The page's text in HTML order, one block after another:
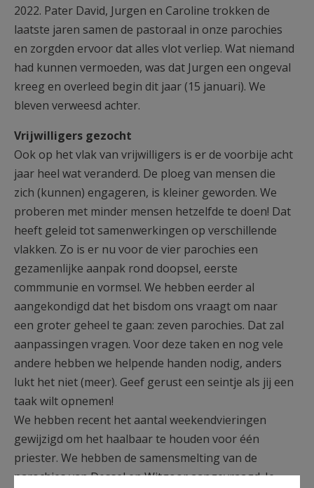
2022. Pater David, Jurgen en Caroline trokken de
laatste jaren samen de pastoraal in onze parochies
en zorgden ervoor dat alles vlot verliep. Wat niemand
had kunnen vermoeden, was dat Jurgen een ongeval
kreeg en overleed begin dit jaar (15 januari). We
bleven verweesd achter.
Vrijwilligers gezocht
Ook op het vlak van vrijwilligers is er de voorbije acht
jaar heel wat veranderd. De ploeg van mensen die
zich (kunnen) engageren, is kleiner geworden. We
proberen met minder mensen hetzelfde te doen! Dat
heeft geleid tot samenwerkingen op verschillende
vlakken. Zo is er nu voor de vier parochies een
gezamenlijke aanpak rond doopsel, eerste
commmunie en vormsel. We hebben eerder al
aangekondigd dat het bisdom ons vraagt om naar
een groter geheel te gaan: zeven parochies. Dat zal
aanpassingen vragen. Voor deze taken en nog vele
andere hebben we helpende handen nodig, anders
lukt het niet (meer). Geef gerust een seintje als jij een
taak wilt opnemen!
We hebben recent het aantal weekendvieringen
gewijzigd om het haalbaar te houden voor één
priester. We hebben de samensmelting van de
parochies van Dessel en Witgoor aangevraagd. Je